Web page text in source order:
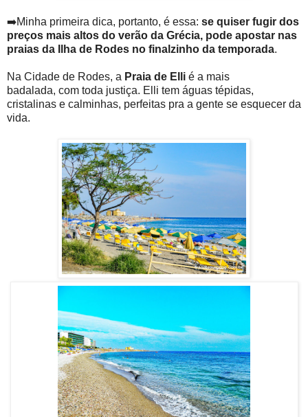
➡️Minha primeira dica, portanto, é essa: se quiser fugir dos
preços mais altos do verão da Grécia, pode apostar nas
praias da Ilha de Rodes no finalzinho da temporada.
Na Cidade de Rodes, a Praia de Elli é a mais
badalada, com toda justiça. Elli tem águas tépidas,
cristalinas e calminhas, perfeitas pra a gente se esquecer da
vida.